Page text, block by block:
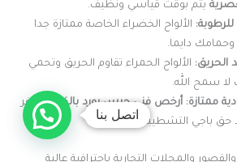
يتم بوقت قياسي ونظيف.
للرطوبة: الألواح الخضراء الخاصة ممتازة جدا
دايما.
الحريق: الألواح الحمراء تقاوم الحريق وتحمي
لا سمح الله.
ممتازة: أرخص فني جبس بورد بالكويتيوفر
حق باجي التشطيبات.
والمحلات التجارية باحترافية عالية
اتصل بنا